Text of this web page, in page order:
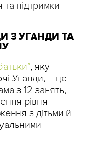
підтримки
З УГАНДИ ТА
, яку
Уганди, – це
з 12 занять,
рівня
з дітьми й